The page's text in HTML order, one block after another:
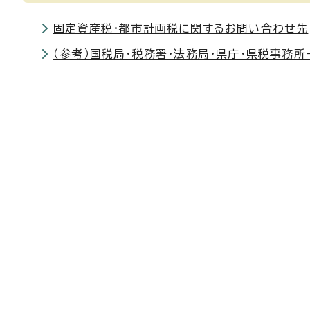
固定資産税・都市計画税に関するお問い合わせ先
（参考）国税局・税務署・法務局・県庁・県税事務